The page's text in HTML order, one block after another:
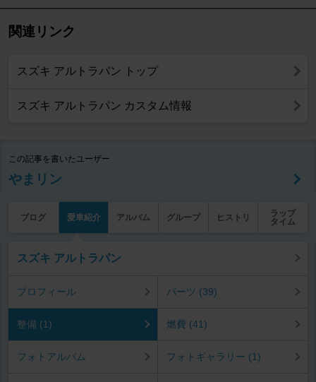
関連リンク
スズキ アルトラパン トップ
スズキ アルトラパン カスタム情報
この記事を書いたユーザー
やまリン
ブログ 愛車紹介 アルバム グループ ヒストリ
ラップ
タイム
スズキ アルトラパン
プロフィール パーツ (39)
整備 (1) 燃費 (41)
フォトアルバム フォトギャラリー (1)